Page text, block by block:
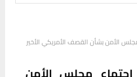
الأمن بشأن القصف الأمريكي الأخير